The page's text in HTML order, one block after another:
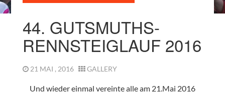
44. GUTSMUTHS-
RENNSTEIGLAUF 2016
21 MAI , 2016 GALLERY
Und wieder einmal vereinte alle am 21.Mai 2016